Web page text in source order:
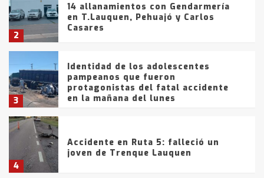
2
14 allanamientos con Gendarmería
en T.Lauquen, Pehuajó y Carlos
Casares
3
Identidad de los adolescentes
pampeanos que fueron
protagonistas del fatal accidente
en la mañana del lunes
4
Accidente en Ruta 5: falleció un
joven de Trenque Lauquen